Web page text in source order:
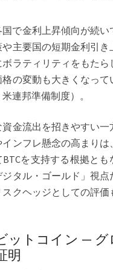
国で金利上昇傾向が続
主要国の短期金利引き
ラティリティをもたら
格の変動も大きくなって
連邦準備制度）。
金流出を招きやすい一
ンフレ懸念の高まりは
を支持する根拠と
タル・ゴールド」視点
スクヘッジとしての評
ットコイン — グ
明